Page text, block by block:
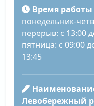
Время работы
понедельник-
перерыв: с 13:00
пятница: с 09:00
13:45
Левобережный